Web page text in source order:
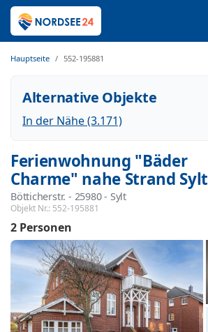
Hauptseite 552-195881
Alternative Objekte
In der Nähe (3.171)
Ferienwohnung "Bäder
Charme" nahe Strand Sylt
Bötticherstr. - 25980 - Sylt
Objekt Nr.: 552-195881
2 Personen